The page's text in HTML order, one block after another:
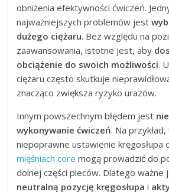
obniżenia efektywności ćwiczeń.
najważniejszych problemów jest
dużego ciężaru. Bez względu na
zaawansowania, istotne jest, aby
obciążenie do swoich możliwości.
ciężaru często skutkuje
znacząco zwiększa ryzyko urazów.
Innym powszechnym błędem jest
wykonywanie ćwiczeń. Na
niepoprawne ustawienie kręgosłupa
mięśniach core mogą prowadzić do
dolnej części pleców. Dlatego ważne
neutralną pozycję kręgosłupa i